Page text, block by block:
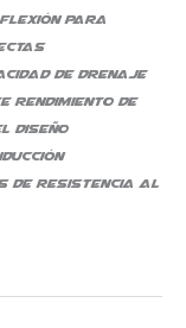
para
de drenaje
rendimiento de
diseño
de resistencia al